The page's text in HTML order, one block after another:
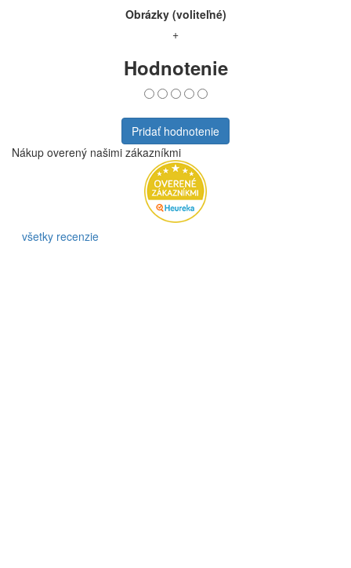
Obrázky (voliteľné)
+
Hodnotenie
Pridať hodnotenie
Nákup overený našimi zákazníkmi
všetky recenzie